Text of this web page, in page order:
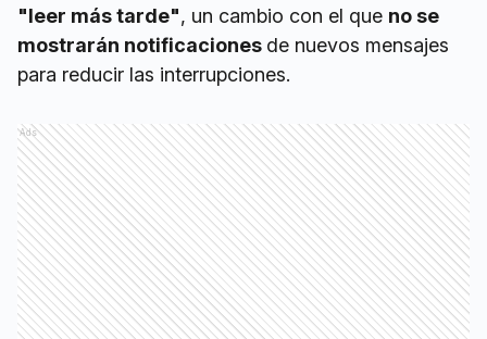
"leer más tarde", un cambio con el que no se
mostrarán notificaciones de nuevos mensajes
para reducir las interrupciones.
Ads